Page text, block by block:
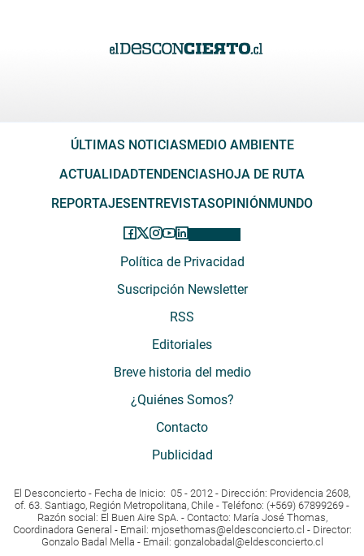
ÚLTIMAS NOTICIAS MEDIO AMBIENTE
ACTUALIDADTENDENCIAS HOJA DE RUTA
REPORTAJES ENTREVISTASOPINIÓN MUNDO
Política de Privacidad
Suscripción Newsletter
RSS
Editoriales
Breve historia del medio
¿Quiénes Somos?
Contacto
Publicidad
El Desconcierto - Fecha de Inicio: 05 - 2012 - Dirección: Providencia 2608,
of. 63. Santiago, Región Metropolitana, Chile - Teléfono: (+569) 67899269 -
Razón social: El Buen Aire SpA. - Contacto: María José Thomas,
Coordinadora General - Email: mjosethomas@eldesconcierto.cl - Director:
Gonzalo Badal Mella - Email: gonzalobadal@eldesconcierto.cl